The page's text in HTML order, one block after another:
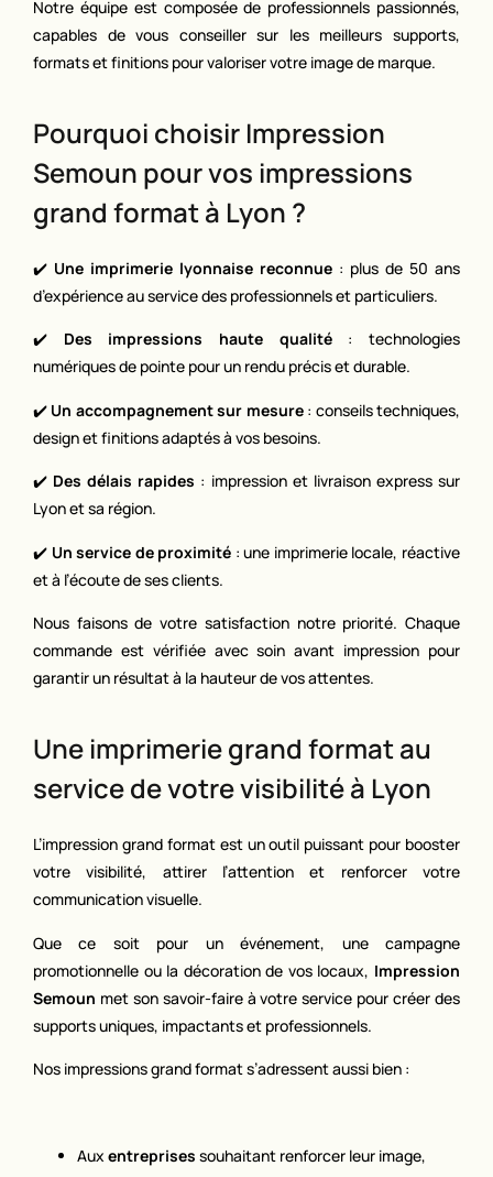
Notre équipe est composée de professionnels passionnés,
capables de vous conseiller sur les meilleurs supports,
formats et finitions pour valoriser votre image de marque.
Pourquoi choisir Impression
Semoun pour vos impressions
grand format à Lyon ?
✔️ Une imprimerie lyonnaise reconnue : plus de 50 ans
d’expérience au service des professionnels et particuliers.
✔️ Des impressions haute qualité: technologies
numériques de pointe pour un rendu précis et durable.
✔️ Un accompagnement sur mesure: conseils techniques,
design et finitions adaptés à vos besoins.
✔️ Des délais rapides : impression et livraison express sur
Lyon et sa région.
✔️ Un service de proximité : une imprimerie locale, réactive
et à l’écoute de ses clients.
Nous faisons de votre satisfaction notre priorité. Chaque
commande est vérifiée avec soin avant impression pour
garantir un résultat à la hauteur de vos attentes.
Une imprimerie grand format au
service de votre visibilité à Lyon
L’impression grand format est un outil puissant pour booster
votre visibilité, attirer l’attention et renforcer votre
communication visuelle.
Que ce soit pour un événement, une campagne
promotionnelle ou la décoration de vos locaux, Impression
Semoun met son savoir-faire à votre service pour créer des
supports uniques, impactants et professionnels.
Nos impressions grand format s’adressent aussi bien :
Aux entreprises souhaitant renforcer leur image,